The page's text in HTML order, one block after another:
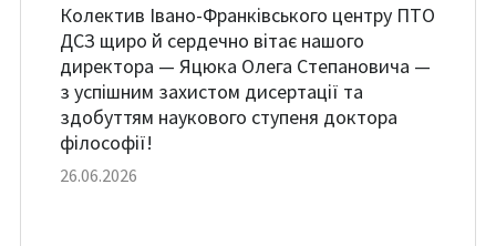
Колектив Івано-Франківського центру ПТО
ДСЗ щиро й сердечно вітає нашого
директора — Яцюка Олега Степановича —
з успішним захистом дисертації та
здобуттям наукового ступеня доктора
філософії!
26.06.2026